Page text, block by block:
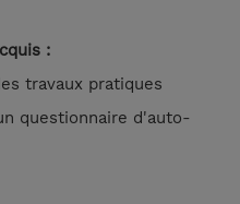
:
travaux pratiques
questionnaire d'auto-